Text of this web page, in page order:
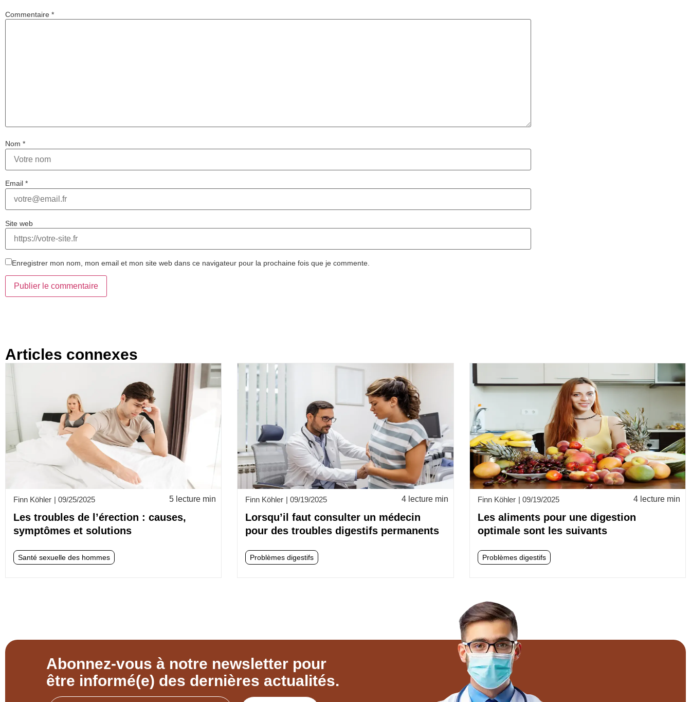
Commentaire *
Nom *
Email *
Site web
Enregistrer mon nom, mon email et mon site web dans ce navigateur pour la prochaine fois que je commente.
Articles connexes
Finn Köhler | 09/25/2025 5 lecture min
Les troubles de l’érection : causes,
symptômes et solutions
Santé sexuelle des hommes
Finn Köhler | 09/19/2025 4 lecture min
Lorsqu’il faut consulter un médecin
pour des troubles digestifs permanents
Problèmes digestifs
Finn Köhler | 09/19/2025 4 lecture min
Les aliments pour une digestion
optimale sont les suivants
Problèmes digestifs
Abonnez-vous à notre newsletter pour
être informé(e) des dernières actualités.
Email